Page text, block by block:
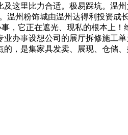
这里比力合适。极易踩坑。温
温州粉饰城由温州达得利投资
，它正在遮光、现私的根本上
办事设想公司的展厅拆修施工
，是集家具发卖、展现、仓储